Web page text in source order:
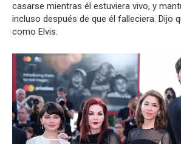
casarse mientras él estuviera vivo, y
incluso después de que él falleciera. Dijo
como Elvis.